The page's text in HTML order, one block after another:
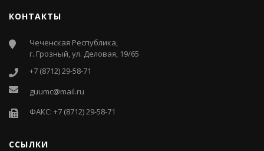
КОНТАКТЫ
Чеченская Республика,
г. Грозный, ул. Деловая, 19/65
+7 (8712) 29-58-71
guumc@mail.ru
ФАКС: +7 (8712) 29-58-71
ССЫЛКИ